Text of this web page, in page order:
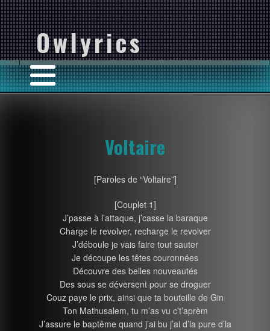
Owlyrics
Voltaire
[Paroles de “Voltaire”]
[Couplet 1]
J’passe à l’attaque, j’casse la baraque
Charge le revolver, recharge le revolver
J’déboule je vais faire tout sauter
Je découpe les têtes couronnées
Découvre des belles nouveautés
Des sous se déversent pour se droguer
Couz paye le prix, ainsi que ta bouteille de Gin
Ton Mathusalem, tu m’as vu c’t’aprèm
J’assure le baptême quand j’ai bu j’ai d’la pure d’la